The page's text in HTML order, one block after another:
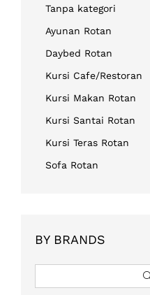
Tanpa kategori
Ayunan Rotan
Daybed Rotan
Kursi Cafe/Restoran
Kursi Makan Rotan
Kursi Santai Rotan
Kursi Teras Rotan
Sofa Rotan
BY BRANDS